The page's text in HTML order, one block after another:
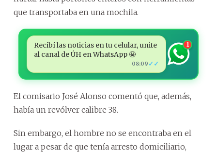
que transportaba en una mochila.
Recibí las noticias en tu celular, unite
al canal de ÚH en WhatsApp 🤩
08:09 ✓✓
1
El comisario José Alonso comentó que, además,
había un revólver calibre 38.
Sin embargo, el hombre no se encontraba en el
lugar a pesar de que tenía arresto domiciliario,